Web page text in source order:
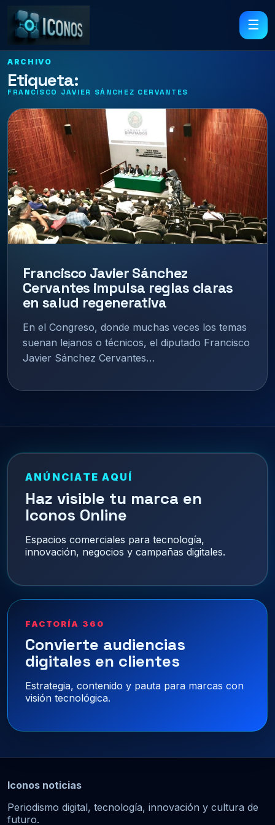
☰
ARCHIVO
Etiqueta:
FRANCISCO JAVIER SÁNCHEZ CERVANTES
Francisco Javier Sánchez
Cervantes impulsa reglas claras
en salud regenerativa
En el Congreso, donde muchas veces los temas
suenan lejanos o técnicos, el diputado Francisco
Javier Sánchez Cervantes…
ANÚNCIATE AQUÍ
Haz visible tu marca en
Iconos Online
Espacios comerciales para tecnología,
innovación, negocios y campañas digitales.
FACTORÍA 360
Convierte audiencias
digitales en clientes
Estrategia, contenido y pauta para marcas con
visión tecnológica.
Iconos noticias
Periodismo digital, tecnología, innovación y cultura de
futuro.